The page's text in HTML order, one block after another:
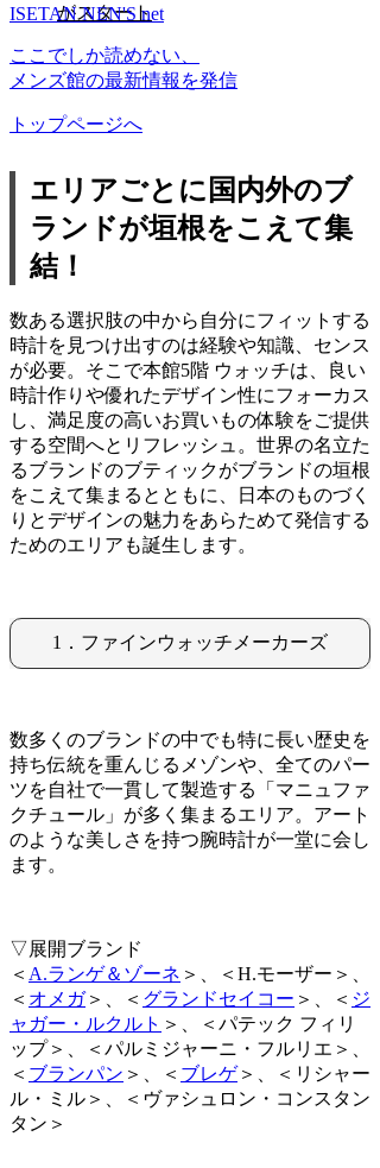
がスタート
エリアごとに国内外のブ
ランドが垣根をこえて集
結！
数ある選択肢の中から自分にフィットする
時計を見つけ出すのは経験や知識、センス
が必要。そこで本館5階 ウォッチは、良い
時計作りや優れたデザイン性にフォーカス
し、満足度の高いお買いもの体験をご提供
する空間へとリフレッシュ。世界の名立た
るブランドのブティックがブランドの垣根
をこえて集まるとともに、日本のものづく
りとデザインの魅力をあらためて発信する
ためのエリアも誕生します。
1．ファインウォッチメーカーズ
数多くのブランドの中でも特に長い歴史を
持ち伝統を重んじるメゾンや、全てのパー
ツを自社で一貫して製造する「マニュファ
クチュール」が多く集まるエリア。アート
のような美しさを持つ腕時計が一堂に会し
ます。
▽展開ブランド
＜ A.ランゲ＆ゾーネ ＞、＜H.モーザー＞、
＜ オメガ＞、＜ グランドセイコー ＞、＜ ジ
ャガー・ルクルト ＞、＜パテック フィリ
ップ＞、＜パルミジャーニ・フルリエ＞、
＜ ブランパン ＞、＜ ブレゲ＞、＜リシャー
ル・ミル＞、＜ヴァシュロン・コンスタン
タン＞
ここでしか読めない、
メンズ館の最新情報を発信
トップページへ